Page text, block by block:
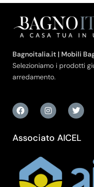
Bagnoitalia.it | Mobili
Selezioniamo i prodotti
arredamento.
Associato AICEL